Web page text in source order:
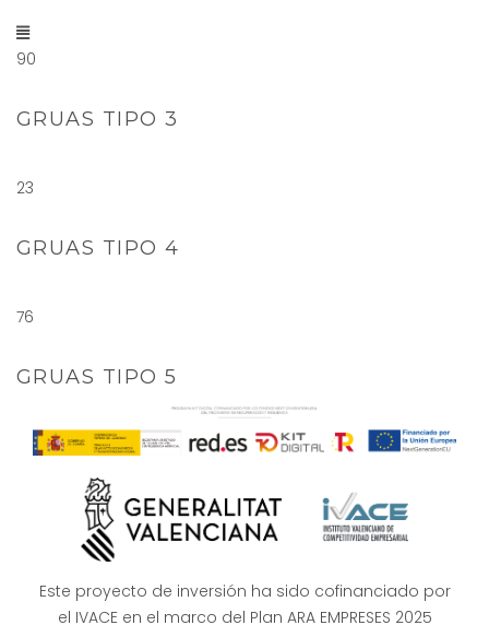
90
GRUAS TIPO 3
23
GRUAS TIPO 4
76
GRUAS TIPO 5
Este proyecto de inversión ha sido cofinanciado por
el IVACE en el marco del Plan ARA EMPRESES 2025